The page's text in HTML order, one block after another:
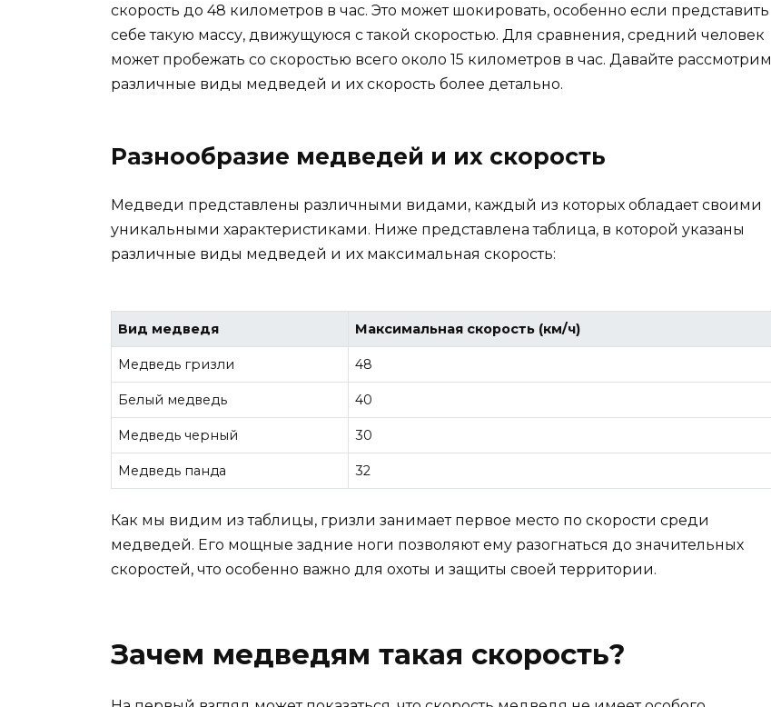
скорость до 48 километров в час. Это может шокировать, особенно если представить
себе такую массу, движущуюся с такой скоростью. Для сравнения, средний человек
может пробежать со скоростью всего около 15 километров в час. Давайте рассмотрим
различные виды медведей и их скорость более детально.
Разнообразие медведей и их скорость
Медведи представлены различными видами, каждый из которых обладает своими
уникальными характеристиками. Ниже представлена таблица, в которой указаны
различные виды медведей и их максимальная скорость:
Вид медведя Максимальная скорость (км/ч)
Медведь гризли 48
Белый медведь 40
Медведь черный 30
Медведь панда 32
Как мы видим из таблицы, гризли занимает первое место по скорости среди
медведей. Его мощные задние ноги позволяют ему разогнаться до значительных
скоростей, что особенно важно для охоты и защиты своей территории.
Зачем медведям такая скорость?